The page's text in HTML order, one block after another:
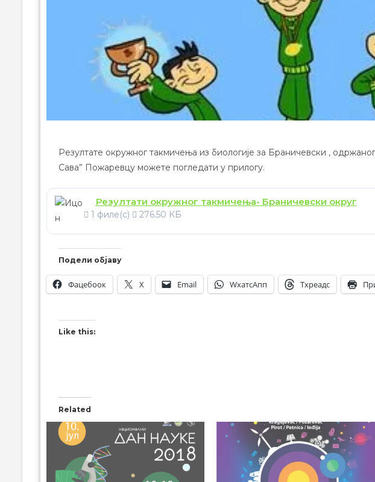
Резултате окружног такмичења из биологије за Браничевски ,
Сава” Пожаревцу можете погледати у прилогу.
Резултати окружног такмичења- Браничевски округ
1 филе(с) 276.50 КБ
Подели објаву
Фацебоок X Email WхатсАпп Тхреадс
Like this:
Related